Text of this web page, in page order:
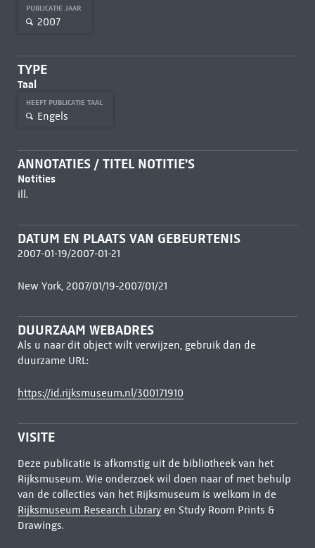
PUBLICATIE JAAR
2007
TYPE
Taal
HEEFT PUBLICATIE TAAL
Engels
ANNOTATIES / TITEL NOTITIE'S
Notities
ill.
DATUM EN PLAATS VAN GEBEURTENIS
2007-01-19/2007-01-21
New York, 2007/01/19-2007/01/21
DUURZAAM WEBADRES
Als u naar dit object wilt verwijzen, gebruik dan de
duurzame URL:
https://id.rijksmuseum.nl/300171910
VISITE
Deze publicatie is afkomstig uit de bibliotheek van het
Rijksmuseum. Wie onderzoek wil doen naar of met behulp
van de collecties van het Rijksmuseum is welkom in de
Rijksmuseum Research Libraryen Study Room Prints &
Drawings.